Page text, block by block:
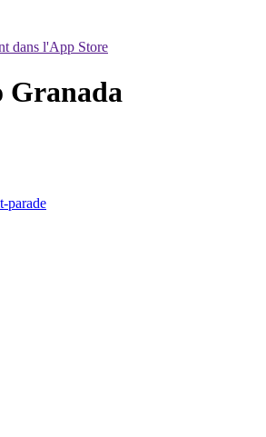
dans l'App Store
Granada
parade